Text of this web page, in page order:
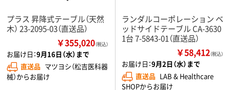
プラス 昇降式テーブル（天然
木） 23-2095-03（直送品）
￥355,020（税込）
お届け日：9月16日（水）まで
直送品 マツヨシ（松吉医科器
械）からお届け
ランダルコーポレーション ベ
ッドサイドテーブル CA-3630
1台 7-5843-01（直送品）
￥58,412（税込）
お届け日：9月2日（水）まで
直送品 LAB & Healthcare
SHOPからお届け